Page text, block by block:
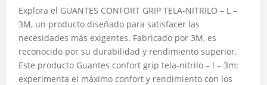
Explora el GUANTES CONFORT GRIP TELA-NITRILO – L –
3M, un producto diseñado para satisfacer las
necesidades más exigentes. Fabricado por 3M, es
reconocido por su durabilidad y rendimiento superior.
Este producto Guantes confort grip tela-nitrilo – l – 3m:
experimenta el máximo confort y rendimiento con los